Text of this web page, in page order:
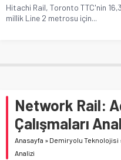
Hitachi Rail, Toronto TTC'nin 16,3
millik Line 2 metrosu için...
Network Rail:
Çalışmaları
Anasayfa » Demiryolu Teknolojisi
Analizi